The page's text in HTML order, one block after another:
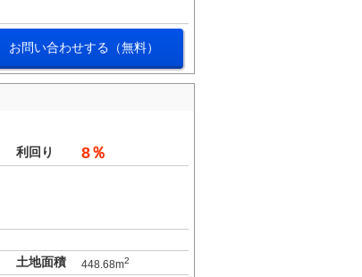
お問い合わせする（無料）
利回り 8％
土地面積 448.68m2